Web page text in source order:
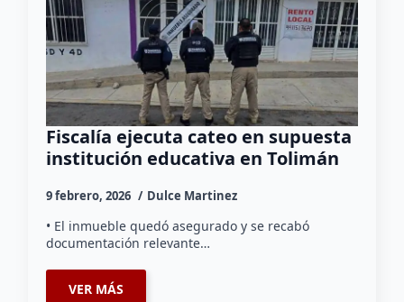
Fiscalía ejecuta cateo en supuesta
institución educativa en Tolimán
9 febrero, 2026 Dulce Martinez
• El inmueble quedó asegurado y se recabó
documentación relevante…
VER MÁS